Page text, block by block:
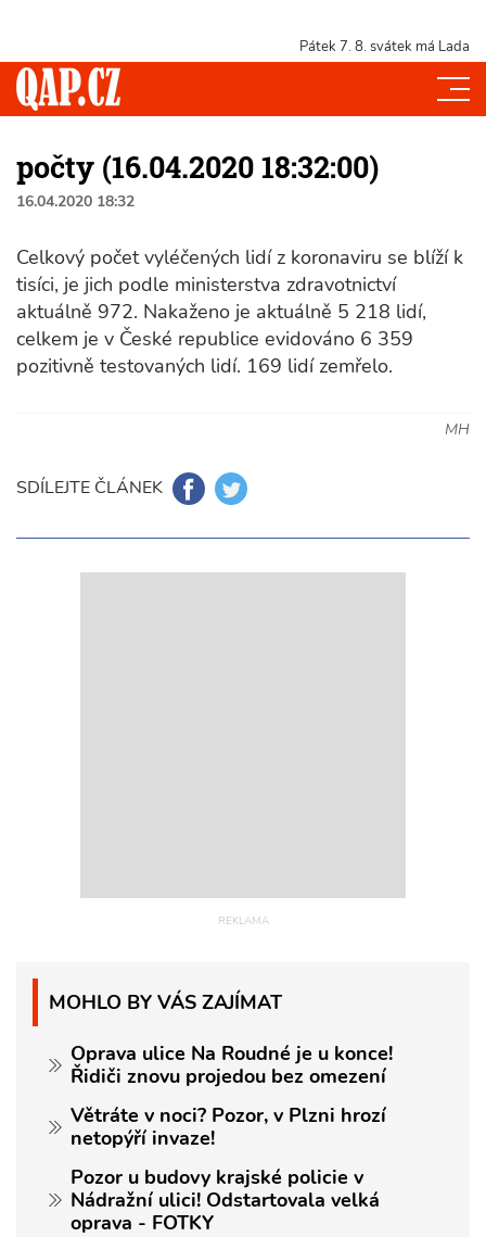
Pátek 7. 8. svátek má Lada
počty (16.04.2020 18:32:00)
16.04.2020 18:32
Celkový počet vyléčených lidí z koronaviru se blíží k
tisíci, je jich podle ministerstva zdravotnictví
aktuálně 972. Nakaženo je aktuálně 5 218 lidí,
celkem je v České republice evidováno 6 359
pozitivně testovaných lidí. 169 lidí zemřelo.
MH
SDÍLEJTE ČLÁNEK
MOHLO BY VÁS ZAJÍMAT
Oprava ulice Na Roudné je u konce!
Řidiči znovu projedou bez omezení
Větráte v noci? Pozor, v Plzni hrozí
netopýří invaze!
Pozor u budovy krajské policie v
Nádražní ulici! Odstartovala velká
oprava - FOTKY